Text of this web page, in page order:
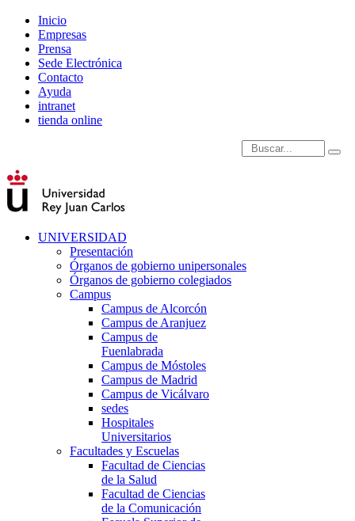
Inicio
Empresas
Prensa
Sede Electrónica
Contacto
Ayuda
intranet
tienda online
Introduce términos de
UNIVERSIDAD
Presentación
Órganos de gobierno unipersonales
Órganos de gobierno colegiados
Campus
Campus de Alcorcón
Campus de Aranjuez
Campus de
Fuenlabrada
Campus de Móstoles
Campus de Madrid
Campus de Vicálvaro
sedes
Hospitales
Universitarios
Facultades y Escuelas
Facultad de Ciencias
de la Salud
Facultad de Ciencias
de la Comunicación